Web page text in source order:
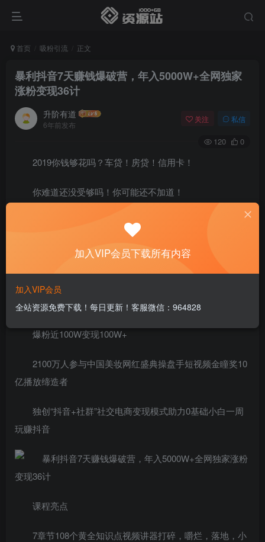
首页 吸粉引流 正文
暴利抖音7天赚钱爆破营，年入5000W+全网独家
涨粉变现36计
升阶有道
6年前发布
关注 私信
120 0
2019你钱够花吗？车贷！房贷！信用卡！
你难道还没受够吗！你可能还不加道！
随手拍几个抖音小视频就能轻松月入3万每天3.2亿人玩
抖音，人均超1小时，一些人只刷视频混时间，但有的人却在
上面闷声发大财数钱到手软
抖音淘客月赚100万利润操盘手0成本0经验0资源打造抖
音@教育家社区2.2亿流量
爆粉近100W变现100W+
2100万人参与中国美妆网红盛典操盘手短视频金瞳奖10
亿播放缔造者
独创“抖音+社群”社交电商变现模式助力0基础小白一周
玩赚抖音
课程亮点
7章节108个黄全知识点视频讲器打碎，嚼烂，落地，小
加入VIP会员下载所有内容
加入VIP会员
全站资源免费下载！每日更新！客服微信：964828